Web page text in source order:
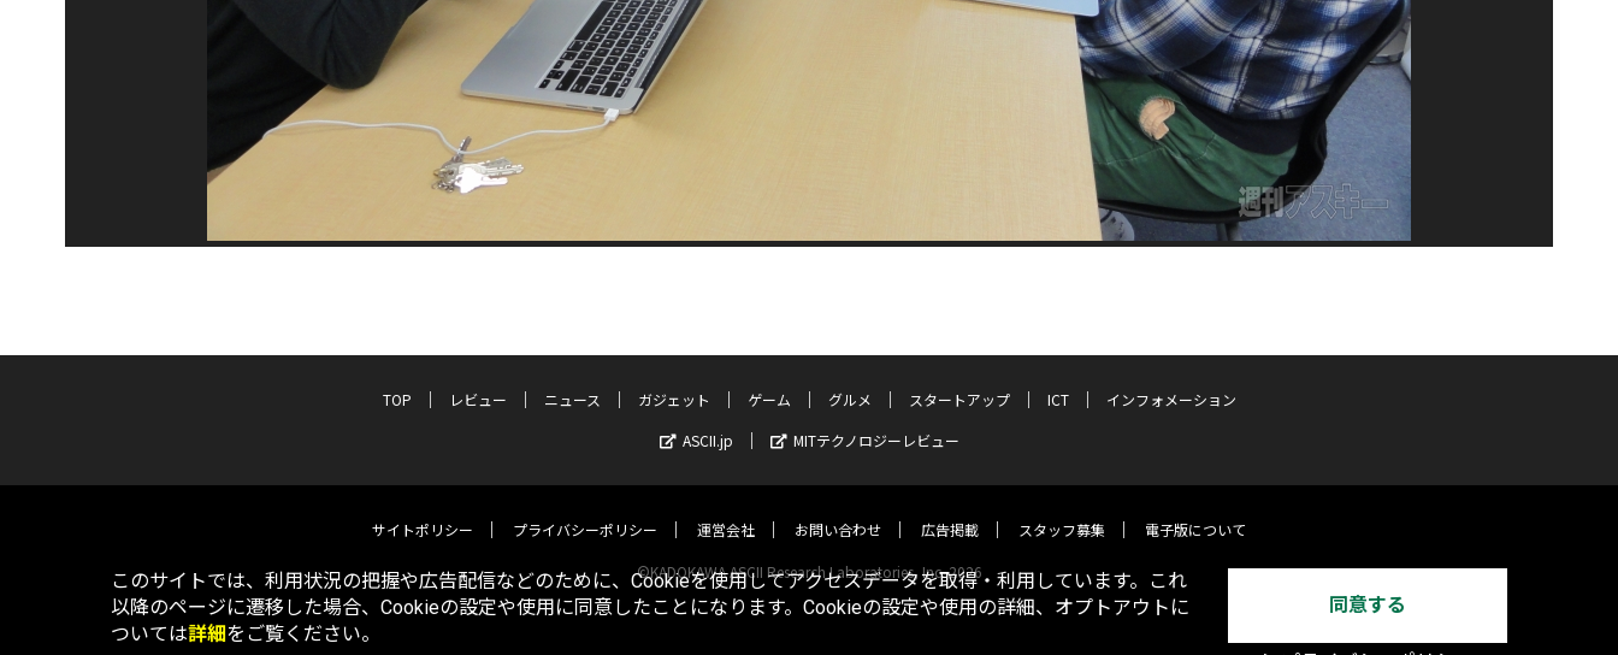
TOP レビュー ニュース ガジェット ゲーム グルメ スタートアップ ICT
インフォメーション
ASCII.jp
MITテクノロジーレビュー
サイトポリシー プライバシーポリシー 運営会社 お問い合わせ 広告掲載 スタッフ募集 電子版について
©KADOKAWA ASCII Research Laboratories, Inc. 2026
このサイトでは、利用状況の把握や広告配信などのために、Cookieを使用してアクセスデータを取得・利用しています。これ
以降のページに遷移した場合、Cookieの設定や使用に同意したことになります。Cookieの設定や使用の詳細、オプトアウトに
ついては詳細をご覧ください。
同意する